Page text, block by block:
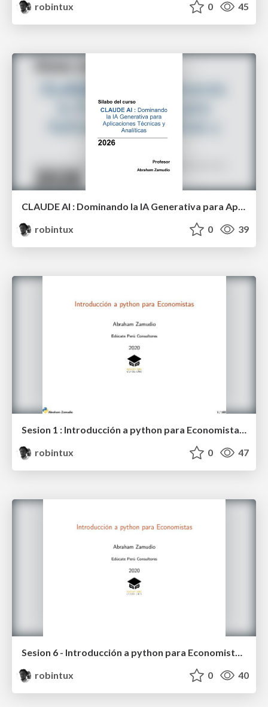
robintux
0 45
CLAUDE AI : Dominando la IA Generativa para Aplicaciones Técnicas y Analíticas
robintux
0 39
Sesion 1 : Introducción a python para Economistas (EPC - 2020)
robintux
0 47
Sesion 6 - Introducción a python para Economistas (EPC 2020)
robintux
0 40